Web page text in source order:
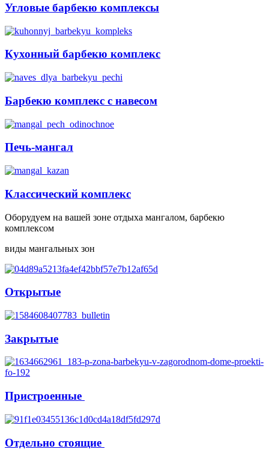
Угловые барбекю комплексы
Кухонный барбекю комплекс
Барбекю комплекс с навесом
Печь-мангал
Классический комплекс
Оборудуем на вашей зоне отдыха мангалом, барбекю
комплексом
виды мангальных зон
Открытые
Закрытые
Пристроенные
Отдельно стоящие